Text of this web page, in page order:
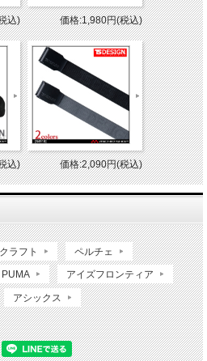
込) 価格:1,980円(税込)
込) 価格:2,090円(税込)
ラフト ペルチェ
PUMA アイズフロンティア
アシックス